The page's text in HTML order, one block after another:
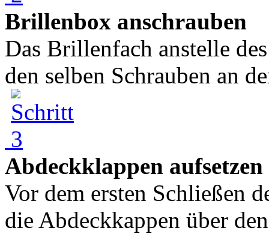
Brillenbox anschrauben
Das Brillenfach anstelle
den selben Schrauben an
Abdeckklappen aufsetzen
Vor dem ersten Schließen
die Abdeckkappen über